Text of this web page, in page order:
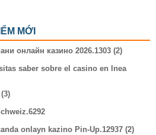
MỚI
онлайн казино 2026.1303 (2)
saber sobre el casino en lnea
onlayn kazino Pin-Up.12937 (2)